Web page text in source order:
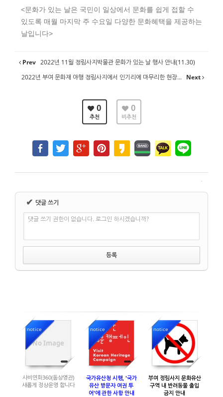
<문화가 있는 날은 국민이 일상에서 문화를 쉽게 접할 수
있도록 매월 마지막 주 수요일 다양한 문화혜택을 제공하는
날입니다>
Prev 2022년 11월 정림사지박물관 문화가 있는 날 행사 안내(11.30)
2022년 부여 문화재 야행 정림사지에서 인기리에 마무리한 현장... Next
0
추천
0
비추천
✔ 댓글 쓰기
댓글 쓰기 권한이 없습니다. 로그인 하시겠습니까?
No Image
notice
사비연화360(돔상영관)
새롭게 정상운영 합니다
notice
10895
국가유산청 시행, '국가
유산 방문자 여권 투
어'에 관한 사항 안내
notice
8252
부여 정림사지 문화유산
구역 내 반려동물 출입
금지 안내